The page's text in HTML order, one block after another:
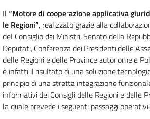
Il “Motore di cooperazione applicativa
le Regioni”, realizzato grazie alla
del Consiglio dei Ministri, Senato della
Deputati, Conferenza dei Presidenti delle
delle Regioni e delle Province autonome e
è infatti il risultato di una soluzione
principio di una stretta integrazione
informativi dei Consigli delle Regioni e delle
la quale prevede i seguenti passaggi operativi: